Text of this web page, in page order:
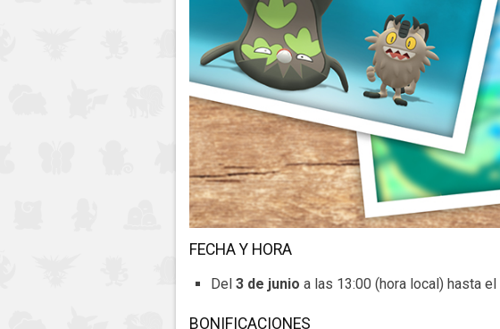
FECHA Y HORA
Del 3 de junio a las 13:00 (hora local) hasta el
BONIFICACIONES